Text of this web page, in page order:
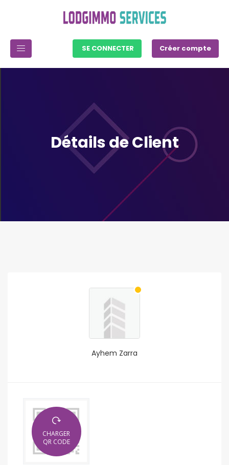
SE CONNECTER Créer compte
Détails de Client
Ayhem Zarra
CHARGER
QR CODE